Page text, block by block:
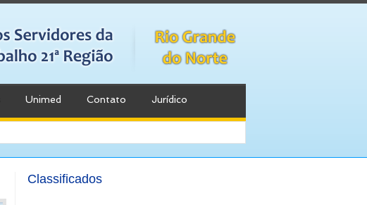
Unimed Contato Jurídico
Classificados